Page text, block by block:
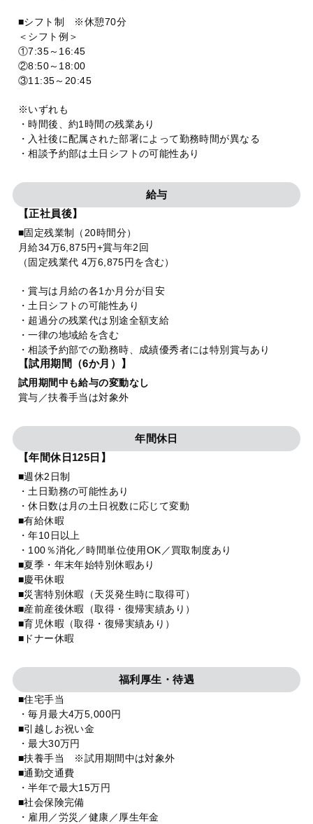
■シフト制 ※休憩70分
＜シフト例＞
①7:35～16:45
②8:50～18:00
③11:35～20:45
※いずれも
・時間後、約1時間の残業あり
・入社後に配属された部署によって勤務時間が異なる
・相談予約部は土日シフトの可能性あり
給与
【正社員後】
■固定残業制（20時間分）
月給34万6,875円+賞与年2回
（固定残業代 4万6,875円を含む）
・賞与は月給の各1か月分が目安
・土日シフトの可能性あり
・超過分の残業代は別途全額支給
・一律の地域給を含む
・相談予約部での勤務時、成績優秀者には特別賞与あり
【試用期間（6か月）】
試用期間中も給与の変動なし
賞与／扶養手当は対象外
年間休日
【年間休日125日】
■週休2日制
・土日勤務の可能性あり
・休日数は月の土日祝数に応じて変動
■有給休暇
・年10日以上
・100％消化／時間単位使用OK／買取制度あり
■夏季・年末年始特別休暇あり
■慶弔休暇
■災害特別休暇（天災発生時に取得可）
■産前産後休暇（取得・復帰実績あり）
■育児休暇（取得・復帰実績あり）
■ドナー休暇
福利厚生・待遇
■住宅手当
・毎月最大4万5,000円
■引越しお祝い金
・最大30万円
■扶養手当 ※試用期間中は対象外
■通勤交通費
・半年で最大15万円
■社会保険完備
・雇用／労災／健康／厚生年金